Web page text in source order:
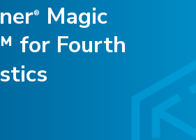
®
Magic
for Fourth